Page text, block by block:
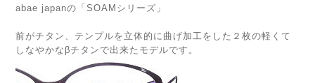
abae japanの「SOAMシリーズ」
前がチタン、テンプルを立体的に曲げ加工をした２枚の軽くて
しなやかなβチタンで出来たモデルです。